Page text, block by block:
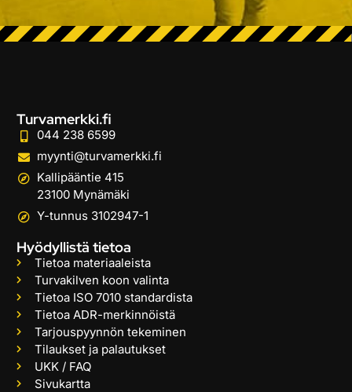
Turvamerkki.fi
044 238 6599
myynti@turvamerkki.fi
Kallipääntie 415
23100 Mynämäki
Y-tunnus 3102947-1
Hyödyllistä tietoa
Tietoa materiaaleista
Turvakilven koon valinta
Tietoa ISO 7010 standardista
Tietoa ADR-merkinnöistä
Tarjouspyynnön tekeminen
Tilaukset ja palautukset
UKK / FAQ
Sivukartta